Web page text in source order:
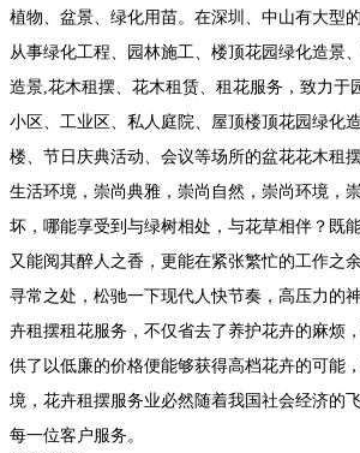
植物、盆景、绿化用苗。在深圳、中山有大型
从事绿化工程、园林施工、楼顶花园绿化造景
造景,花木租摆、花木租赁、租花服务，致力于
小区、工业区、私人庭院、屋顶楼顶花园绿化
楼、节日庆典活动、会议等场所的盆花花木租
生活环境，崇尚典雅，崇尚自然，崇尚环境，
坏，哪能享受到与绿树相处，与花草相伴？既
又能阅其醉人之香，更能在紧张繁忙的工作之
寻常之处，松驰一下现代人快节奏，高压力的
卉租摆租花服务，不仅省去了养护花卉的麻烦
供了以低廉的价格便能够获得高档花卉的可能
境，花卉租摆服务业必然随着我国社会经济的
每一位客户服务。